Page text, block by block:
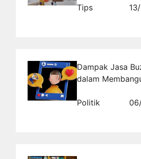
Peluang CPNS
Tips
Dampak Jasa
dalam
Politik